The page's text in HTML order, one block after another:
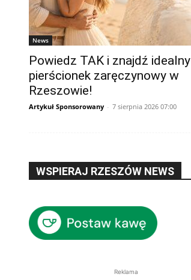
News
Powiedz TAK i znajdź idealny
pierścionek zaręczynowy w
Rzeszowie!
Artykuł Sponsorowany - 7 sierpnia 2026 07:00
WSPIERAJ RZESZÓW NEWS
Reklama